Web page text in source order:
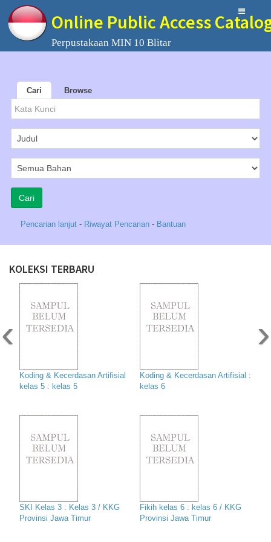
Online Public Access
Perpustakaan MIN 10 Blitar
Cari Browse
Pencarian lanjut - Riwayat Pencarian - Bantuan
KOLEKSI TERBARU
Koding & Kecerdasan Artifisial
kelas 5 : kelas 5
Koding & Kecerdasan Artifisial :
kelas 6
SKI Kelas 3 : Kelas 3 / KKG
Provinsi Jawa Timur
Fikih kelas 6 : kelas 6 / KKG
Provinsi Jawa Timur
‹ ›